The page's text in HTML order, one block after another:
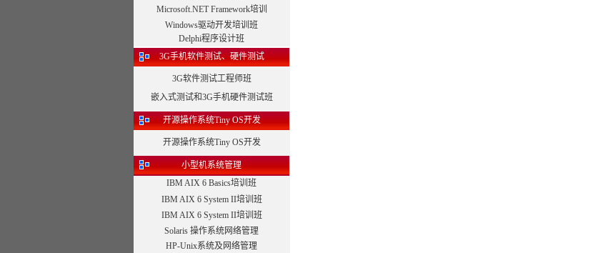
Microsoft.NET Framework培训
Windows驱动开发培训班
Delphi程序设计班
3G手机软件测试、硬件测试
3G软件测试工程师班
嵌入式测试和3G手机硬件测试班
开源操作系统Tiny OS开发
开源操作系统Tiny OS开发
小型机系统管理
IBM AIX 6 Basics培训班
IBM AIX 6 System II培训班
IBM AIX 6 System II培训班
Solaris 操作系统网络管理
HP-Unix系统及网络管理